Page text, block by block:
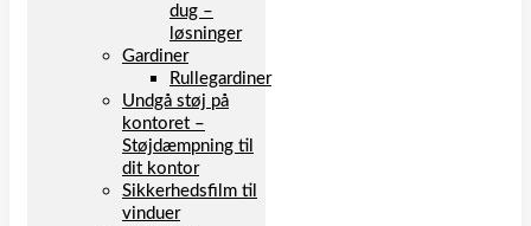
dug –
løsninger
Gardiner
Rullegardiner
Undgå støj på
kontoret –
Støjdæmpning til
dit kontor
Sikkerhedsfilm til
vinduer